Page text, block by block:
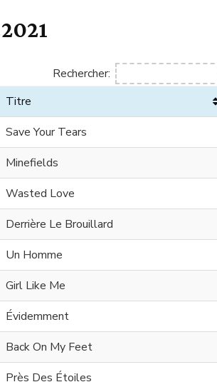
Rechercher:
Titre
Save Your Tears
Minefields
Wasted Love
Derrière Le Brouillard
Un Homme
Girl Like Me
Évidemment
Back On My Feet
Près Des Étoiles